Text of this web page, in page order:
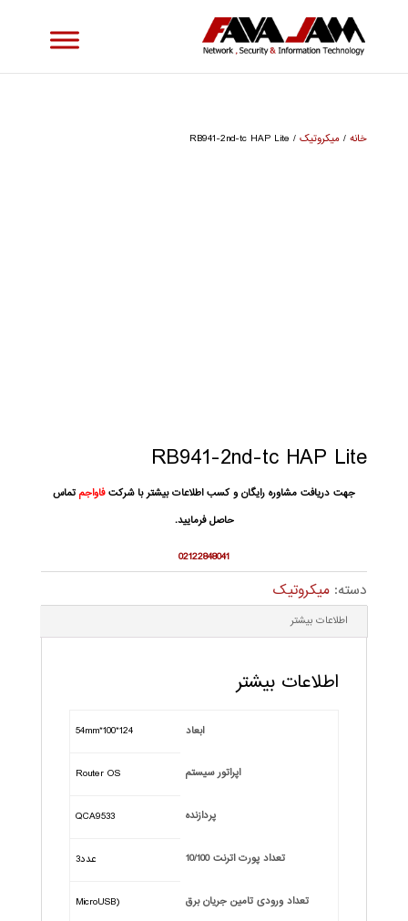
خانه/ میکروتیک/ RB941-2nd-tc HAP Lite
RB941-2nd-tc HAP Lite
جهت دریافت مشاوره رایگان و کسب اطلاعات بیشتر با شرکتفاواجم تماس
حاصل فرمایید.
02122848041
دسته: میکروتیک
اطلاعات بیشتر
اطلاعات بیشتر
ابعاد 124*100*54mm
اپراتور سیستم Router OS
پردازنده QCA9533
تعداد پورت اترنت 10/100 عدد3
تعداد ورودی تامین جریان برق (MicroUSB